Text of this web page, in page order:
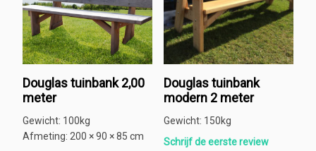
Douglas tuinbank 2,00
meter
Gewicht: 100kg
Afmeting: 200 × 90 × 85 cm
Douglas tuinbank
modern 2 meter
Gewicht: 150kg
Schrijf de eerste review